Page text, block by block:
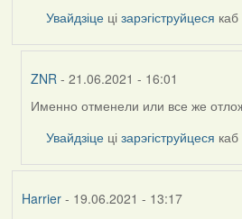
Увайдзіце цізарэгіструйцеся
ZNR - 21.06.2021 - 16:01
In
reply
by
Именно отменели или все же
Увайдзіце цізарэгіструйцеся
Harrier- 19.06.2021 - 13:17